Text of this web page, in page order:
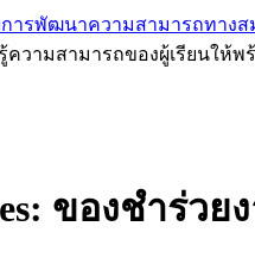
ารพัฒนาความสามารถทางส
ามสามารถของผู้เรียนให้พ
ของชำร่วย